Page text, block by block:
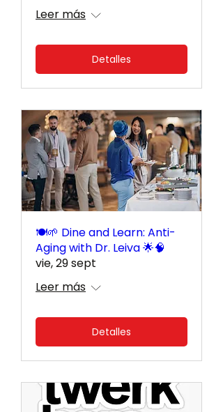
Leer más
Detalles
🍽️🌱 Dine and Learn: Anti-
Aging with Dr. Leiva 🌟🧠
vie, 29 sept
Leer más
Detalles